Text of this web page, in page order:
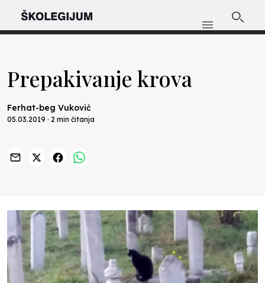
Prepakivanje krova
Ferhat-beg Vuković
05.03.2019 · 2 min čitanja